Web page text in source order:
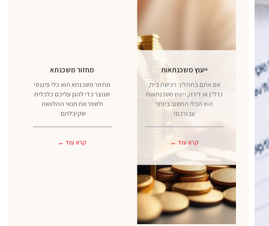
ייעוץ משכנתאות
אם אתם בתהליך רכישת בית,
נדל"ן או דירה, ייעוץ משכנתאות
הוא הכלי החשוב ביותר
עבורכם!
קרא עוד ←
מחזור משכנתא
מחזור משכנתא הוא כלי פיננסי
שנוצר כדי להגן עליכם כלכלית
ולשפר את תנאי ההלוואה
שקיבלתם.
קרא עוד ←